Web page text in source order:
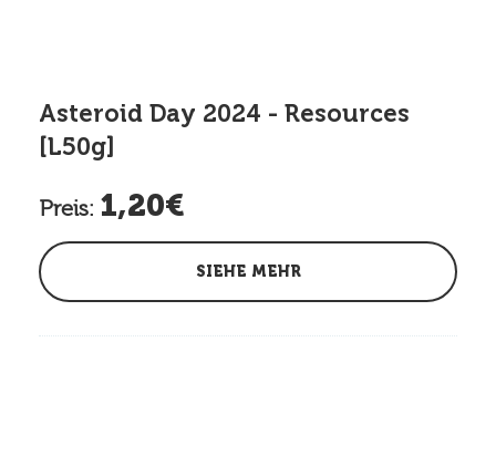
Asteroid Day 2024 - Resources
[L50g]
Preis: 1,20€
SIEHE MEHR